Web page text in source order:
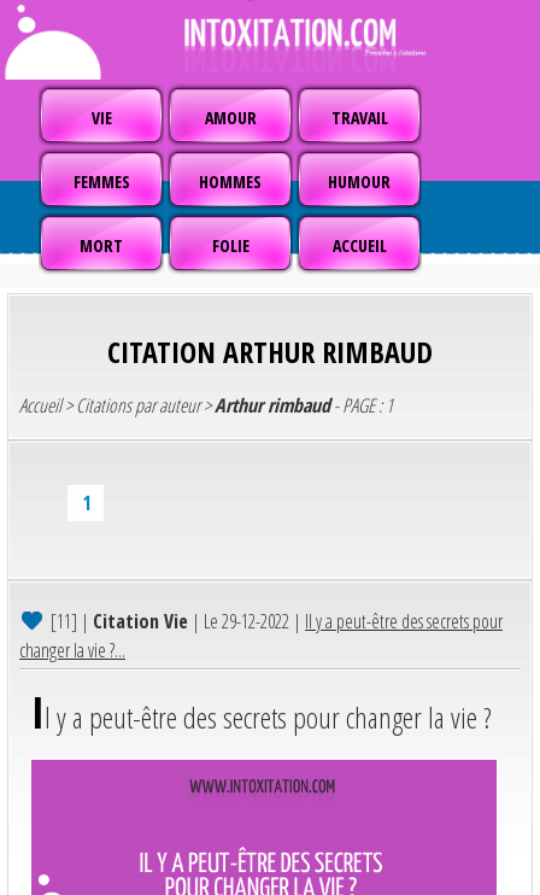
VIE AMOUR TRAVAIL
FEMMES HOMMES HUMOUR
MORT FOLIE ACCUEIL
CITATION ARTHUR RIMBAUD
Accueil>Citations par auteur>Arthur rimbaud- PAGE : 1
1
[11] | Citation Vie | Le 29-12-2022 | Il y a peut-être des secrets pour
changer la vie ?...
Il y a peut-être des secrets pour changer la vie ?